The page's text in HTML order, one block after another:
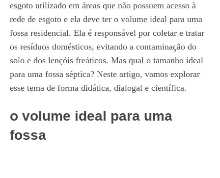
esgoto utilizado em áreas que não possuem acesso à
rede de esgoto e ela deve ter o volume ideal para uma
fossa residencial. Ela é responsável por coletar e tratar
os resíduos domésticos, evitando a contaminação do
solo e dos lençóis freáticos. Mas qual o tamanho ideal
para uma fossa séptica? Neste artigo, vamos explorar
esse tema de forma didática, dialogal e científica.
o volume ideal para uma
fossa